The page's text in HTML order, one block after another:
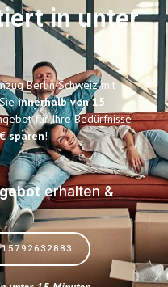
in unter
Berlin Schweiz mit
innerhalb von 15
für Ihre Bedürfnisse
sparen!
erhalten &